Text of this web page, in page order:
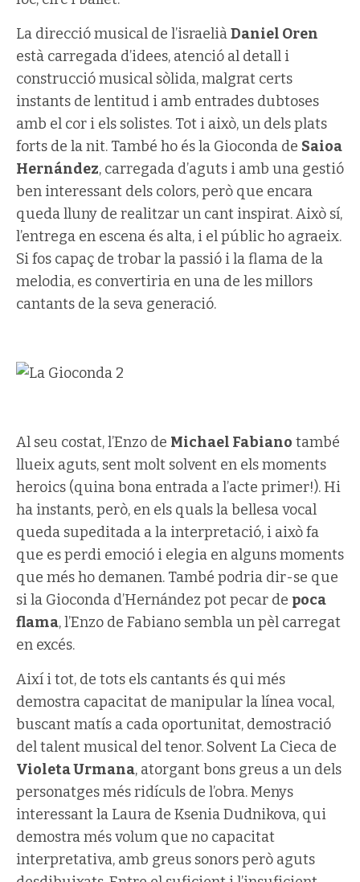
La direcció musical de l’israeliàDaniel Oren
està carregada d’idees, atenció al detall i
construcció musical sòlida, malgrat certs
instants de lentitud i amb entrades dubtoses
amb el cor i els solistes. Tot i això, un dels plats
forts de la nit. També ho és la Gioconda de Saioa
Hernández, carregada d’aguts i amb una gestió
ben interessant dels colors, però que encara
queda lluny de realitzar un cant inspirat. Això sí,
l’entrega en escena és alta, i el públic ho agraeix.
Si fos capaç de trobar la passió i la flama de la
melodia, es convertiria en una de les millors
cantants de la seva generació.
Al seu costat, l’Enzo de Michael Fabiano també
llueix aguts, sent molt solvent en els moments
heroics (quina bona entrada a l’acte primer!). Hi
ha instants, però, en els quals la bellesa vocal
queda supeditada a la interpretació, i això fa
que es perdi emoció i elegia en alguns moments
que més ho demanen. També podria dir-se que
si la Gioconda d’Hernández pot pecar de poca
flama, l’Enzo de Fabiano sembla un pèl carregat
en excés.
Així i tot, de tots els cantants és qui més
demostra capacitat de manipular la línea vocal,
buscant matís a cada oportunitat, demostració
del talent musical del tenor. Solvent La Cieca de
Violeta Urmana, atorgant bons greus a un dels
personatges més ridículs de l’obra. Menys
interessant la Laura de Ksenia Dudnikova, qui
demostra més volum que no capacitat
interpretativa, amb greus sonors però aguts